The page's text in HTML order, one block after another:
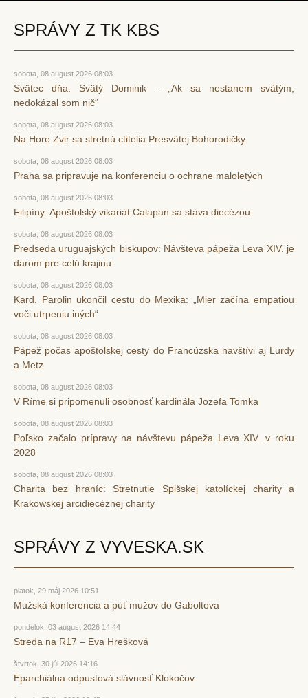
SPRÁVY Z TK KBS
sobota, 08 august 2026 08:03
Svätec dňa: Svätý Dominik – „Ak sa nestanem svätým,
nedokázal som nič“
sobota, 08 august 2026 08:03
Na Hore Zvir sa stretnú ctitelia Presvätej Bohorodičky
sobota, 08 august 2026 08:03
Praha sa pripravuje na konferenciu o ochrane maloletých
sobota, 08 august 2026 08:03
Filipíny: Apoštolský vikariát Calapan sa stáva diecézou
sobota, 08 august 2026 08:03
Predseda uruguajských biskupov: Návšteva pápeža Leva XIV. je
darom pre celú krajinu
sobota, 08 august 2026 08:03
Kard. Parolin ukončil cestu do Mexika: „Mier začína empatiou
voči utrpeniu iných“
sobota, 08 august 2026 08:03
Pápež počas apoštolskej cesty do Francúzska navštívi aj Lurdy
a Metz
sobota, 08 august 2026 08:03
V Ríme si pripomenuli osobnosť kardinála Jozefa Tomka
sobota, 08 august 2026 08:03
Poľsko začalo prípravy na návštevu pápeža Leva XIV. v roku
2028
sobota, 08 august 2026 08:03
Charita bez hraníc: Stretnutie Spišskej katolíckej charity a
Krakowskej arcidiecéznej charity
SPRÁVY Z VYVESKA.SK
piatok, 29 máj 2026 10:51
Mužská konferencia a púť mužov do Gaboltova
pondelok, 03 august 2026 14:44
Streda na R17 – Eva Hrešková
štvrtok, 30 júl 2026 14:16
Eparchiálna odpustová slávnosť Klokočov